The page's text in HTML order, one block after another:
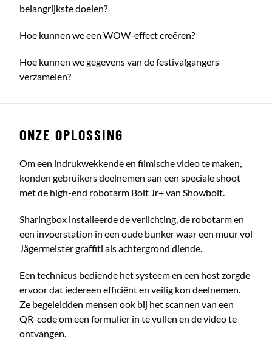
belangrijkste doelen?
Hoe kunnen we een WOW-effect creëren?
Hoe kunnen we gegevens van de festivalgangers
verzamelen?
ONZE OPLOSSING
Om een indrukwekkende en filmische video te maken,
konden gebruikers deelnemen aan een speciale shoot
met de high-end robotarm Bolt Jr+ van Showbolt.
Sharingbox installeerde de verlichting, de robotarm en
een invoerstation in een oude bunker waar een muur vol
Jägermeister graffiti als achtergrond diende.
Een technicus bediende het systeem en een host zorgde
ervoor dat iedereen efficiënt en veilig kon deelnemen.
Ze begeleidden mensen ook bij het scannen van een
QR-code om een formulier in te vullen en de video te
ontvangen.